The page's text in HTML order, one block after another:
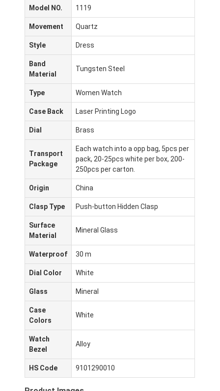
Model NO. 1119
Movement Quartz
Style Dress
Band
Material
Tungsten Steel
Type Women Watch
Case Back Laser Printing Logo
Dial Brass
Transport
Package
Each watch into a opp bag, 5pcs per
pack, 20-25pcs white per box, 200-
250pcs per carton.
Origin China
Clasp Type Push-button Hidden Clasp
Surface
Material
Mineral Glass
Waterproof 30 m
Dial Color White
Glass Mineral
Case
Colors
White
Watch
Bezel
Alloy
HS Code 9101290010